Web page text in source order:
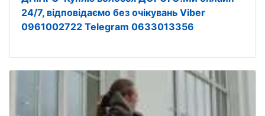
24/7, відповідаємо без очікувань Viber
0961002722 Telegram 0633013356